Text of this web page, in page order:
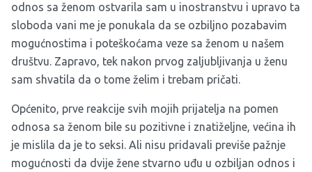
odnos sa ženom ostvarila sam u inostranstvu i upravo ta
sloboda vani me je ponukala da se ozbiljno pozabavim
mogućnostima i poteškoćama veze sa ženom u našem
društvu. Zapravo, tek nakon prvog zaljubljivanja u ženu
sam shvatila da o tome želim i trebam pričati.
Općenito, prve reakcije svih mojih prijatelja na pomen
odnosa sa ženom bile su pozitivne i znatiželjne, većina ih
je mislila da je to seksi. Ali nisu pridavali previše pažnje
mogućnosti da dvije žene stvarno uđu u ozbiljan odnos i